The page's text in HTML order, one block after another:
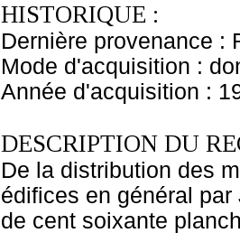
HISTORIQUE :
Dernière provenance :
Mode d'acquisition :
Année d'acquisition :
DESCRIPTION DU
De la distribution des
édifices en général
de cent soixante